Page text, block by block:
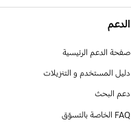
الدعم
صفحة الدعم الرئيسية
دليل المستخدم و التنزيلات
دعم البحث
FAQ الخاصة بالتسوّق